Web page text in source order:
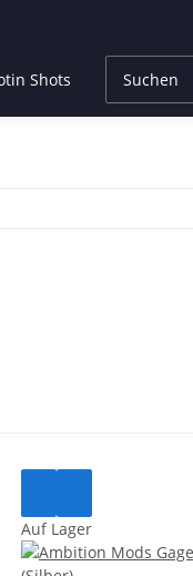
Shots CBD
Auf Lager